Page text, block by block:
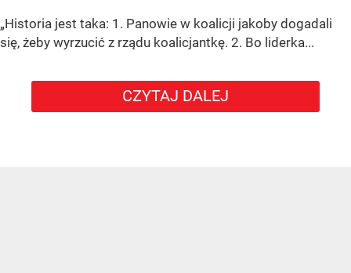
„Historia jest taka: 1. Panowie w koalicji jakoby dogadali
się, żeby wyrzucić z rządu koalicjantkę. 2. Bo liderka...
CZYTAJ DALEJ